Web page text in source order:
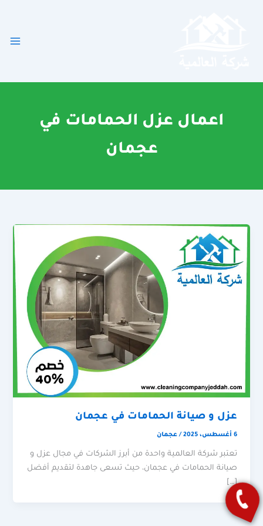
اعمال عزل الحمامات في
عجمان
عزل و صيانة الحمامات في عجمان
6 أغسطس، 2025 /عجمان
تعتبر شركة العالمية واحدة من أبرز الشركات في مجال عزل و
صيانة الحمامات في عجمان، حيث تسعى جاهدة لتقديم أفضل
[…]